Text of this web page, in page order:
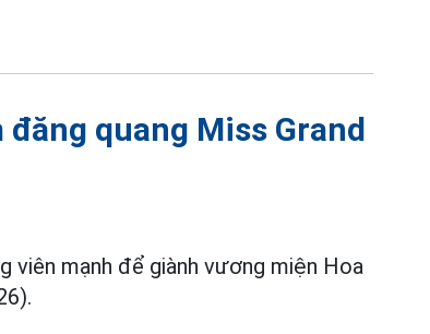
quang Miss Grand
viên mạnh để giành vương miện Hoa